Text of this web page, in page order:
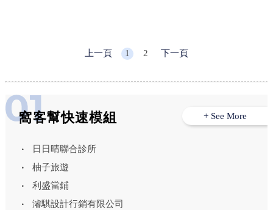
上一頁 1 2 下一頁
窩客幫快速模組
日日晴聯合診所
柚子旅遊
利盛當鋪
濬騏設計行銷有限公司
+ See More